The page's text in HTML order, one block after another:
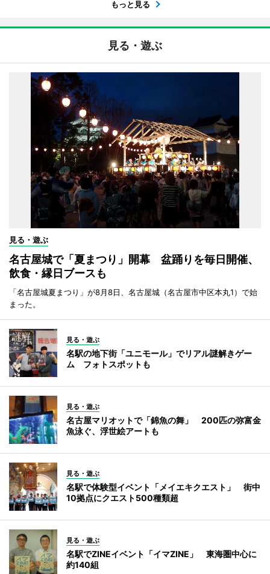
もっと見る
見る・遊ぶ
見る・遊ぶ
名古屋城で「夏まつり」開幕 盆踊りを毎日開催、
飲食・縁日ブースも
「名古屋城夏まつり」が8月8日、名古屋城（名古屋市中区本丸1）で始
まった。
見る・遊ぶ
名駅の地下街「ユニモール」でリアル謎解きゲー
ム フォトスポットも
見る・遊ぶ
名古屋マリオットで「錦魚の舞」 200匹の弥富金
魚泳ぐ、浮世絵アートも
見る・遊ぶ
名駅で体験型イベント「メイエキクエスト」 街中
10拠点にクエスト500種類超
見る・遊ぶ
名駅でZINEイベント「イマZINE」 東海圏中心に
約140組